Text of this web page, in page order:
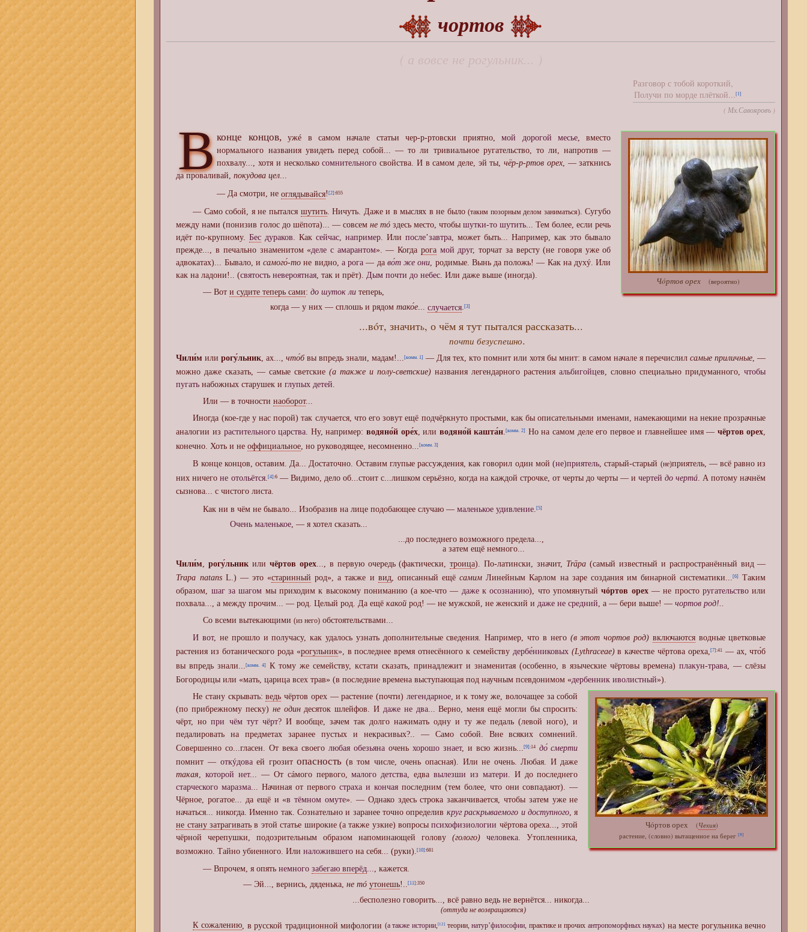
чортов
Разговор с тобой короткий,
Получи по морде плёткой...[1]
(Мх.Савояровъ )
Чóртов орех (вероятно)
Вконце концов, ужé в самом начале статьи чер-р-ртовски приятно,мой дорогой месье, вместо
нормального названия увидеть перед собой... — то ли тривиальное ругательство, то ли, напротив —
похвалу..., хотя и несколькосомнительного свойства. И в самом деле, эй ты,чёр-р-ртов орех, — заткнись
да проваливай,покудова цел...
— Да смотри, не оглядывайся! [2]:655
— Само собой, я не пытался шутить. Ничуть. Даже и в мыслях в не было(таким позорным делом заниматься). Сугубо
между нами (понизив голос до шёпота)... — совсем не тóздесь место, чтобышутки-то шутить ... Тем более, если речь
идёт по-крупному.Бес дураков . Каксейчас, например . Илипосле’завтра , может быть... Например, как это бывало
прежде..., в печально знаменитом «деле с амарантом». — Когда рога мой друг, торчат за версту (не говоря уже об
адвокатах)... Бывало, исамого́-то не видно, а рога — да во́т же они , родимые. Вынь да положь! — Как на духý. Или
как на ладони!.. (святость невероятная , так и прёт). Дым почти до небес . Или даже выше (иногда).
— Воти судите теперь сами:до шуток ли теперь,
когда — у них — сплошь и рядомтако́е...случается.[3]
...вóт, значить, о чём я тут пытался рассказать...
почти безуспешно.
Чили́м илирогу́льник, ах...,что́бвы впредь знали, мадам!...[комм. 1] — Для тех, кто помнит или хотя бы мнит: в самом начале я перечислилсамые приличные, —
можно даже сказать, — самые светские(а также и полу-светские) названия легендарного растенияальбигойцев , словно специально придуманного,чтобы
пугать набожных старушек иглупых детей
Или — в точностинаоборот...
Иногда (кое-где у нас порой) так случается, что его зовут ещё подчёркнуто простыми, как бы описательными именами, намекающими на некие прозрачные
аналогии из растительного царства . Ну, например:водяно́й оре́х, или водяно́й кашта́н .[комм. 2] Но на самом деле его первое и главнейшее имя — чёртов орех
конечно. Хоть и неоффициальное , но руководящее, несомненно...[комм. 3]
В конце концов, оставим. Да... Достаточно. Оставим глупые рассуждения, как говорил один мой(не)приятель , старый-старый (не)приятель, — всё равно из
них ничегоне отольётся. [4]:6— Видимо, дело об...стоит с...лишком серьёзно, когда на каждой строчке, от черты до черты — ичертейдо чертá. А потому начнём
сызнова... с чистого листа.
Как ни в чём не бывало... Изобразив на лице подобающее случаю —маленькое удивление.[5]
Очень маленькое, — я хотел сказать...
...до последнего возможного предела...,
а затем ещё немного...
Чили́м ,рогу́льник иличёртов орех..., в первую очередь (фактически,троица). По-латински, значит, Trāpa (самый известный и распространённый вид —
Trapa natansL.) — это «старинный род», а также и вид, описанный ещёсамим Линейным Карлом на заре создания им бинарной систематики...[6]
Таким
образом, шаг за шагом мы приходим к высокому пониманию (а кое-что — даже к осознанию), что упомянутыйчóртов орех— не просторугательство или
похвала..., а между прочим... — род. Целый род. Да ещёкакой род! — не мужской, не женский идаже не средний, а — бери выше! —чортов род!..
Со всеми вытекающими(из него) обстоятельствами...
И вот, не прошло и получасу, как удалось узнать дополнительные сведения. Например, что в него (в этот чортов род) включаютсяводные цветковые
растения из ботанического рода «рогульник», в последнее время отнесённого к семейству дербе́нниковых (Lythraceae)в качестве чёртова ореха, [7]:41— ах, что́б
вы впредь знали...[комм. 4] К тому же семейству, кстати сказать, принадлежит и знаменитая (особенно, в языческие чёртовы времена)плакун-трава, — слёзы
Богородицы или «мать, царица всех трав» (в последние времена выступающая под научным псевдонимом «дербенник иволистный»).
Чóртов орех (Чехия)
растение, (словно) вытащенное на берег[8]
Не стану скрывать:ведь чёртов орех — растение (почти) легендарное, и к тому же, волочащее за собой
(по прибрежному песку) не одиндесяток шлейфов. И даже не два... Верно, меня ещё могли бы спросить:
чёрт, нопри чём тут чёрт? И вообще, зачем так долго нажимать одну и ту же педаль (левой ного), и
педалировать на предметах заранее пустых и некрасивых?.. — Само собой. Вне всяких сомнений.
Совершенно со...гласен. От века своеголюбая обезьянаочень хорошо знает, и всю жизнь... [9]:14
до́ смерти
помнит — откýдоваей грозитопасность (в том числе, очень опасная). Или не очень. Любая. И даже
такая ,которой нет... — От сáмого первого,малого детства , едвавылезши из матери . И до последнего
старческого маразма ... Начиная от первогостраха и кончаяпоследним (тем более, что они совпадают). —
Чёрное, рогатое... да ещё и «в тёмном омуте». — Однако здесь строка заканчивается, чтобы затем уже не
начаться... никогда. Именно так. Сознательно и заранее точно определив круг раскрываемого и доступного , я
не стану затрагивать в этой статье широкие (а также узкие) вопросыпсихофизиологии чёртова ореха..., этой
чёрной черепушки, подозрительным образом напоминающей голову(голого) человека . Утопленника,
возможно. Тайно убиенного. Илиналожившего на себя... (руки).[10]:681
— Впрочем, я опятьнемногозабегаю вперёд..., кажется.
— Эй..., вернись, дяденька,не тó утонешь!..[11]:350
...бесполезно говорить..., всё равно ведь не вернётся... никогда...
(оттуда не возвращаются)
К сожалению, в русской традиционной мифологии (а также истории,[12] теории,натур’философии, практике и прочих антропоморфных науках) на месте рогульника вечно